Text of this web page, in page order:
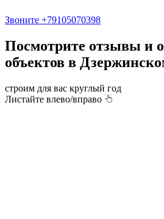
Звоните +79105070398
Посмотрите отзывы и
объектов в
строим для вас круглый год
Листайте влево/вправо